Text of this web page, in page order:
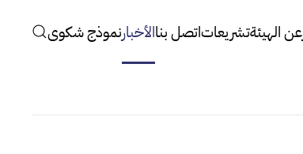
عن الهيئةتشريعاتاتصل بناالأخبارنموذج شكوى